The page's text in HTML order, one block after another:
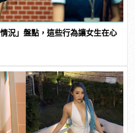
況」盤點，這些行為讓女生在心